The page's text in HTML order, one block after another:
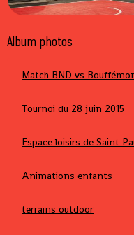
Album photos
Match BND vs
Tournoi du 28 juin 2015
Espace loisirs de Saint
Animations enfants
terrains outdoor